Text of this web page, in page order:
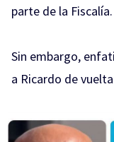
parte de la Fiscalía.
Sin embargo,
a Ricardo de